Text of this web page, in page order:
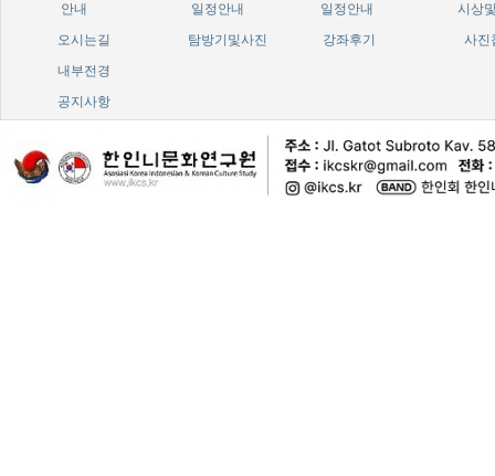
안내
일정안내 일정안내
시상
오시는길
탐방기및사진 강좌후기
사진
내부전경
공지사항